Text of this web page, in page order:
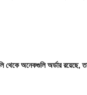
থেকে অনেকগুলি অর্ডার